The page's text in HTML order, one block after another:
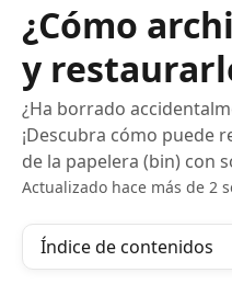
¿Cómo
y
¿Ha borrado
¡Descubra cómo puede
de la papelera (bin) con
Actualizado hace más de 2
Índice de contenidos